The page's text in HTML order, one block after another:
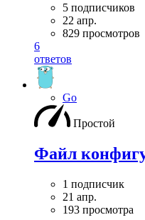
5 подписчиков
22 апр.
829 просмотров
6
ответов
Go
Простой
Файл
1 подписчик
21 апр.
193 просмотра